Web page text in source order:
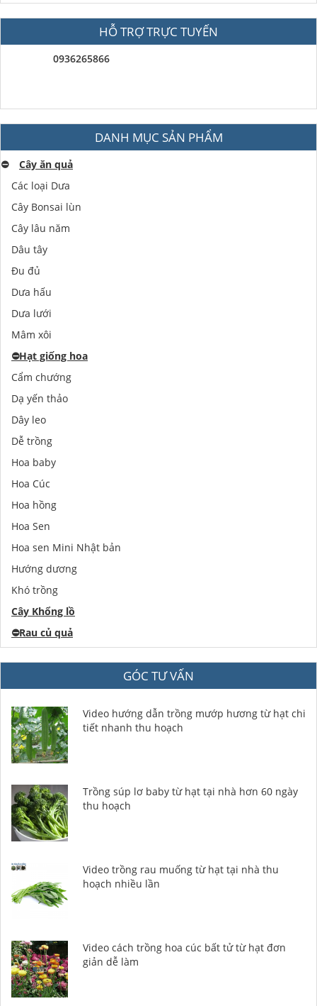
HỖ TRỢ TRỰC TUYẾN
0936265866
DANH MỤC SẢN PHẨM
⛔️
Cây ăn quả
Các loại Dưa
Cây Bonsai lùn
Cây lâu năm
Dâu tây
Đu đủ
Dưa hấu
Dưa lưới
Mâm xôi
⛔️Hạt giống hoa
Cẩm chướng
Dạ yến thảo
Dây leo
Dễ trồng
Hoa baby
Hoa Cúc
Hoa hồng
Hoa Sen
Hoa sen Mini Nhật bản
Hướng dương
Khó trồng
Cây Khổng lồ
⛔️Rau củ quả
GÓC TƯ VẤN
Video hướng dẫn trồng mướp hương từ hạt chi
tiết nhanh thu hoạch
Trồng súp lơ baby từ hạt tại nhà hơn 60 ngày
thu hoạch
Video trồng rau muống từ hạt tại nhà thu
hoạch nhiều lần
Video cách trồng hoa cúc bất tử từ hạt đơn
giản dễ làm